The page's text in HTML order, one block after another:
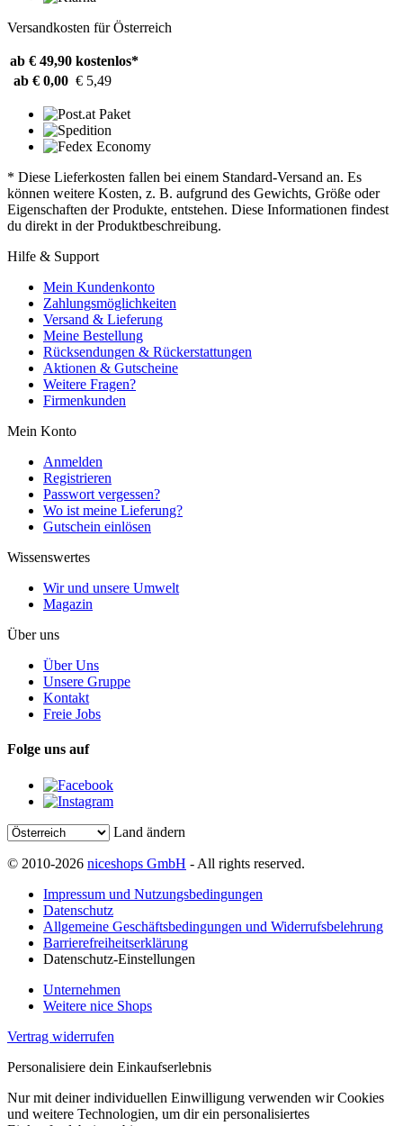
Versandkosten für Österreich
ab € 49,90 kostenlos*
ab € 0,00 € 5,49
* Diese Lieferkosten fallen bei einem Standard-Versand an. Es
können weitere Kosten, z. B. aufgrund des Gewichts, Größe oder
Eigenschaften der Produkte, entstehen. Diese Informationen findest
du direkt in der Produktbeschreibung.
Hilfe & Support
Mein Kundenkonto
Zahlungsmöglichkeiten
Versand & Lieferung
Meine Bestellung
Rücksendungen & Rückerstattungen
Aktionen & Gutscheine
Weitere Fragen?
Firmenkunden
Mein Konto
Anmelden
Registrieren
Passwort vergessen?
Wo ist meine Lieferung?
Gutschein einlösen
Wissenswertes
Wir und unsere Umwelt
Magazin
Über uns
Über Uns
Unsere Gruppe
Kontakt
Freie Jobs
Folge uns auf
Land ändern
© 2010-2026 niceshops GmbH - All rights reserved.
Impressum und Nutzungsbedingungen
Datenschutz
Allgemeine Geschäftsbedingungen und Widerrufsbelehrung
Barrierefreiheitserklärung
Datenschutz-Einstellungen
Unternehmen
Weitere nice Shops
Vertrag widerrufen
Personalisiere dein Einkaufserlebnis
Nur mit deiner individuellen Einwilligung verwenden wir Cookies
und weitere Technologien, um dir ein personalisiertes